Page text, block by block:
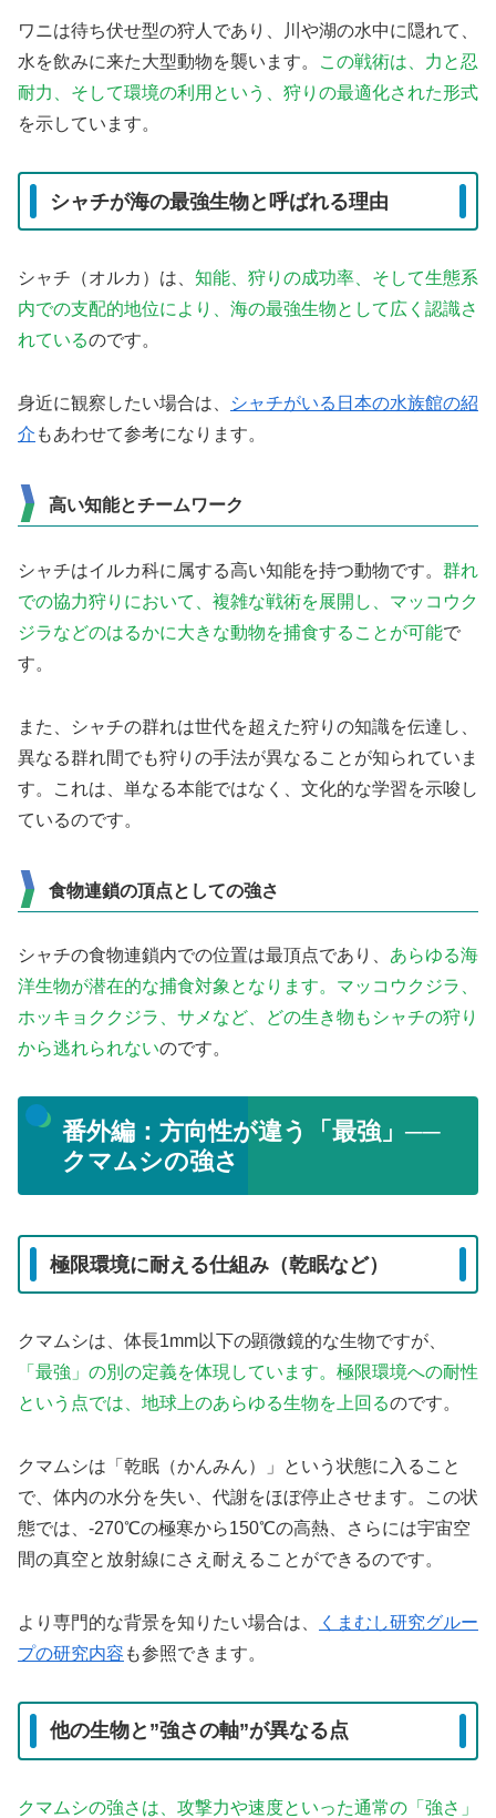
ワニは待ち伏せ型の狩人であり、川や湖の水中に隠れて、
水を飲みに来た大型動物を襲います。
この戦術は、力と忍
耐力、そして環境の利用という、狩りの最適化された形式
を示しています。
シャチが海の最強生物と呼ばれる理由
シャチ（オルカ）は、 知能、狩りの成功率、そして生態系
内での支配的地位により、海の最強生物として広く認識さ
れているのです。
身近に観察したい場合は、
シャチがいる日本の水族館の紹
介 もあわせて参考になります。
高い知能とチームワーク
シャチはイルカ科に属する高い知能を持つ動物です。 群れ
での協力狩りにおいて、複雑な戦術を展開し、マッコウク
ジラなどのはるかに大きな動物を捕食することが可能で
す。
また、シャチの群れは世代を超えた狩りの知識を伝達し、
異なる群れ間でも狩りの手法が異なることが知られていま
す。これは、単なる本能ではなく、文化的な学習を示唆し
ているのです。
食物連鎖の頂点としての強さ
シャチの食物連鎖内での位置は最頂点であり、 あらゆる海
洋生物が潜在的な捕食対象となります。マッコウクジラ、
ホッキョククジラ、サメなど、どの生き物もシャチの狩り
から逃れられないのです。
番外編：方向性が違う「最強」──
クマムシの強さ
極限環境に耐える仕組み（乾眠など）
クマムシは、体長1mm以下の顕微鏡的な生物ですが、
「最強」の別の定義を体現しています。極限環境への耐性
という点では、地球上のあらゆる生物を上回るのです。
クマムシは「乾眠（かんみん）」という状態に入ること
で、体内の水分を失い、代謝をほぼ停止させます。この状
態では、-270℃の極寒から150℃の高熱、さらには宇宙空
間の真空と放射線にさえ耐えることができるのです。
より専門的な背景を知りたい場合は、
くまむし研究グルー
プの研究内容 も参照できます。
他の生物と”強さの軸”が異なる点
クマムシの強さは、攻撃力や速度といった通常の「強さ」